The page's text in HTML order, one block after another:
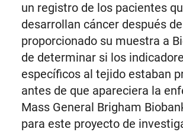
un registro de los pacientes
desarrollan cáncer después
proporcionado su muestra a
de determinar si los
específicos al tejido estaban
antes de que apareciera la
Mass General Brigham
para este proyecto de